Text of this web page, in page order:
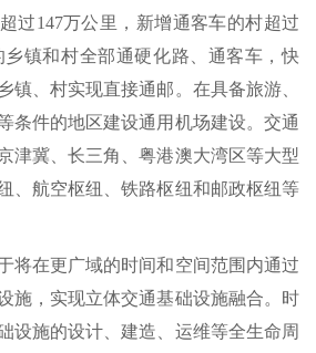
过147万公里，新增通客车的村超过
乡镇和村全部通硬化路、通客车，快
镇、村实现直接通邮。在具备旅游、
条件的地区建设通用机场建设。交通
津冀、长三角、粤港澳大湾区等大型
、航空枢纽、铁路枢纽和邮政枢纽等
将在更广域的时间和空间范围内通过
施，实现立体交通基础设施融合。时
设施的设计、建造、运维等全生命周